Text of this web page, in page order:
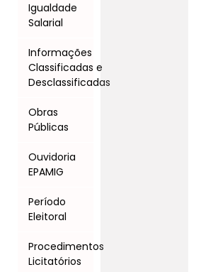
Igualdade
Salarial
Informações
Classificadas e
Desclassificadas
Obras
Públicas
Ouvidoria
EPAMIG
Período
Eleitoral
Procedimentos
Licitatórios